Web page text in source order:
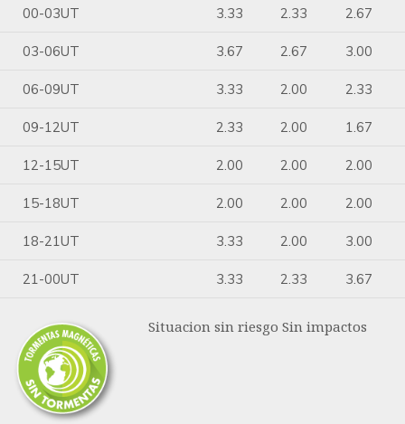
00-03UT 3.33 2.33 2.67
03-06UT 3.67 2.67 3.00
06-09UT 3.33 2.00 2.33
09-12UT 2.33 2.00 1.67
12-15UT 2.00 2.00 2.00
15-18UT 2.00 2.00 2.00
18-21UT 3.33 2.00 3.00
21-00UT 3.33 2.33 3.67
Situacion sin riesgo Sin impactos